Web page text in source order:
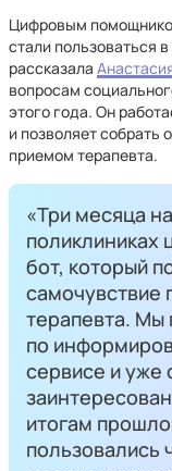
Цифровым
стали пользоваться
рассказала
вопросам
этого года. Он
и позволяет
приемом терапевта.
«Три месяца
поликлиниках
бот, который
самочувствие
терапевта.
по
сервисе и уже
итогам
пользовались